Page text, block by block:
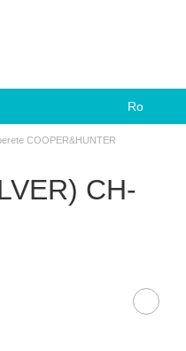
Ro
COOPER&HUNTER
CH-